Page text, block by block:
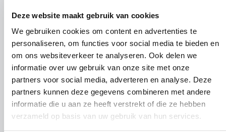
Deze website maakt gebruik van cookies
We gebruiken cookies om content en advertenties te
personaliseren, om functies voor social media te bieden en
om ons websiteverkeer te analyseren. Ook delen we
informatie over uw gebruik van onze site met onze
partners voor social media, adverteren en analyse. Deze
partners kunnen deze gegevens combineren met andere
informatie die u aan ze heeft verstrekt of die ze hebben
verzameld op basis van uw gebruik van hun services.
ODH draagt met haar inzet bij aan een veilige en
duurzame leefomgeving. Door samen te werken met
andere handhavingspartners kunnen misstanden
effectief worden aangepakt.
Lees het volledige bericht van de gemeente Den Haag
hier.